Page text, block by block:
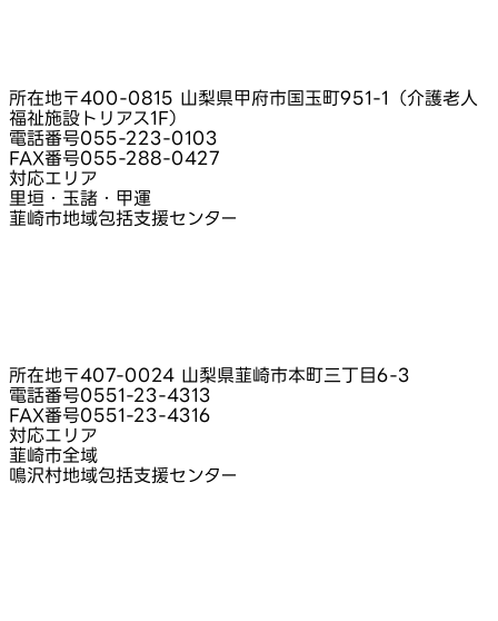
所在地〒400-0815 山梨県甲府市国玉町951-1（介護老人
福祉施設トリアス1F）
電話番号055-223-0103
FAX番号055-288-0427
対応エリア
里垣・玉諸・甲運
韮崎市地域包括支援センター
所在地〒407-0024 山梨県韮崎市本町三丁目6-3
電話番号0551-23-4313
FAX番号0551-23-4316
対応エリア
韮崎市全域
鳴沢村地域包括支援センター